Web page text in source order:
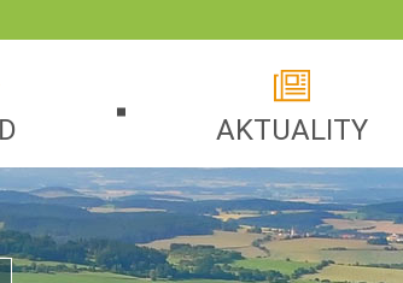
AKTUALITY